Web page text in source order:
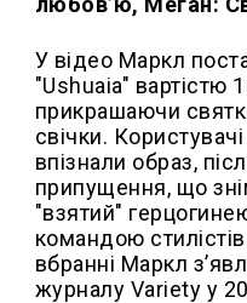
У відео Маркл
"Ushuaia" вартістю
прикрашаючи
свічки.
впізнали образ,
припущення, що
"взятий"
командою
вбранні Маркл
журналу Variety у